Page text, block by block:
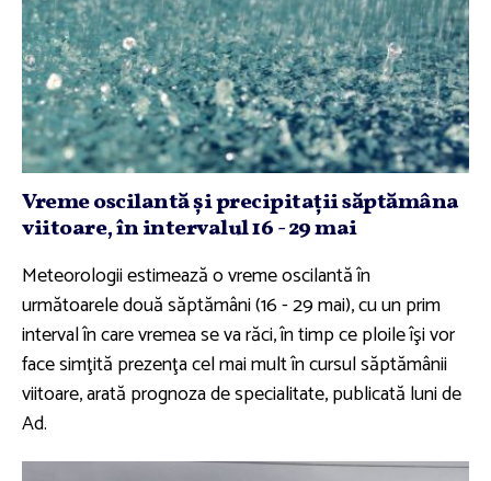
Vreme oscilantă şi precipitaţii săptămâna
viitoare, în intervalul 16 - 29 mai
Meteorologii estimează o vreme oscilantă în
următoarele două săptămâni (16 - 29 mai), cu un prim
interval în care vremea se va răci, în timp ce ploile îşi vor
face simţită prezenţa cel mai mult în cursul săptămânii
viitoare, arată prognoza de specialitate, publicată luni de
Ad.